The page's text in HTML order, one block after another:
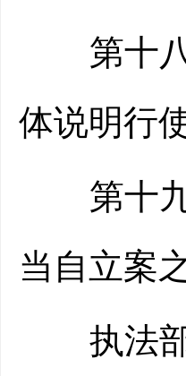
第十八
体说明行
第十九
当自立案
执法部